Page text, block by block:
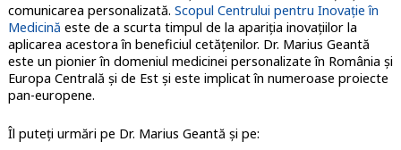
comunicarea personalizată. Scopul Centrului pentru Inovație în
Medicină este de a scurta timpul de la apariția inovațiilor la
aplicarea acestora în beneficiul cetățenilor. Dr. Marius Geantă
este un pionier în domeniul medicinei personalizate în România și
Europa Centrală și de Est și este implicat în numeroase proiecte
pan-europene.
Îl puteți urmări pe Dr. Marius Geantă și pe: